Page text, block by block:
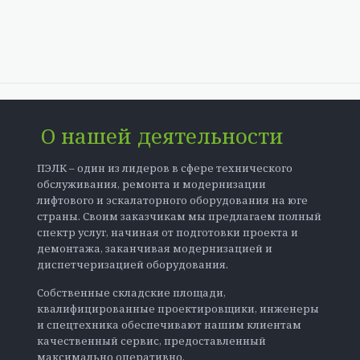
О нашей деятельности
ПЭЛК – один из лидеров в сфере технического
обслуживания, ремонта и модернизации
лифтового и эскалаторного оборудования на юге
страны. Своим заказчикам мы предлагаем полный
спектр услуг, начиная от подготовки проекта и
демонтажа, заканчивая модернизацией и
диспетчеризацией оборудования.
Собственные складские площади,
квалифицированные проектировщики, инженеры
и спецтехника обеспечивают нашим клиентам
качественный сервис, предоставленный
максимально оперативно.